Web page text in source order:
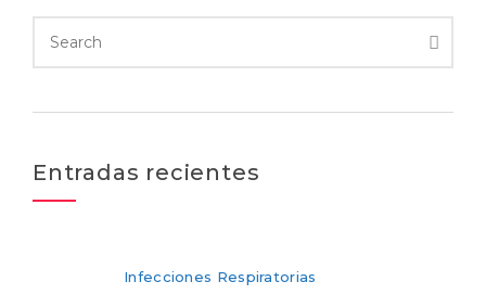
Entradas recientes
Infecciones Respiratorias